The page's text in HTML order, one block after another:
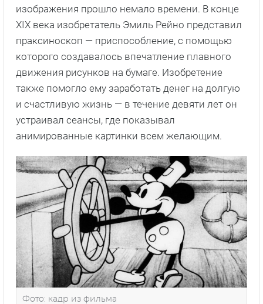
изображения прошло немало времени. В конце
XIX века изобретатель Эмиль Рейно представил
праксиноскоп — приспособление, с помощью
которого создавалось впечатление плавного
движения рисунков на бумаге. Изобретение
также помогло ему заработать денег на долгую
и счастливую жизнь — в течение девяти лет он
устраивал сеансы, где показывал
анимированные картинки всем желающим.
Фото: кадр из фильма